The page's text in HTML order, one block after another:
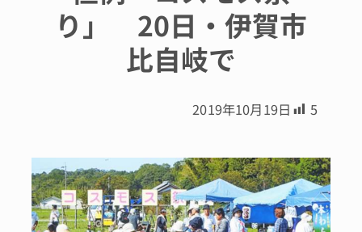
り」 20日・伊賀市
比自岐で
2019年10月19日 5